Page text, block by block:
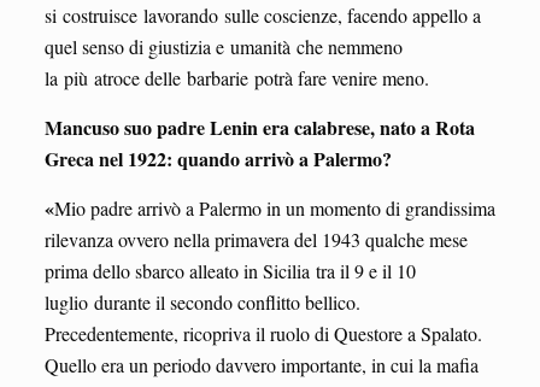
si costruisce lavorando sulle coscienze, facendo appello a
quel senso di giustizia e umanità che nemmeno
la più atroce delle barbarie potrà fare venire meno.
Mancuso suo padre Lenin era calabrese, nato a Rota
Greca nel 1922: quando arrivò a Palermo?
«Mio padre arrivò a Palermo in un momento di grandissima
rilevanza ovvero nella primavera del 1943 qualche mese
prima dello sbarco alleato in Sicilia tra il 9 e il 10
luglio durante il secondo conflitto bellico.
Precedentemente, ricopriva il ruolo di Questore a Spalato.
Quello era un periodo davvero importante, in cui la mafia